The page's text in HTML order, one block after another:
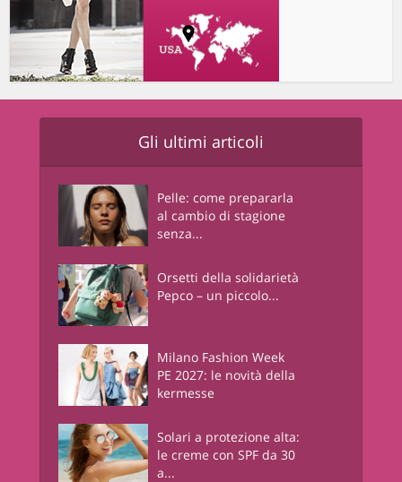
Gli ultimi articoli
Pelle: come prepararla
al cambio di stagione
senza...
Orsetti della solidarietà
Pepco – un piccolo...
Milano Fashion Week
PE 2027: le novità della
kermesse
Solari a protezione alta:
le creme con SPF da 30
a...